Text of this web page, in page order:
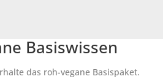
Basiswissen
das roh-vegane Basispaket.